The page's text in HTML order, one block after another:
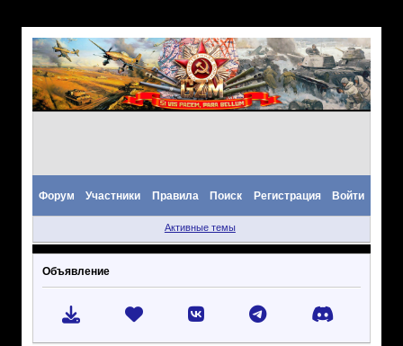
Форум Участники Правила Поиск Регистрация Войти
Активные темы
Объявление